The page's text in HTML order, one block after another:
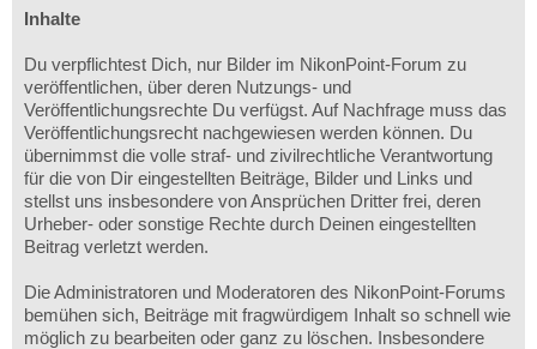
Inhalte
Du verpflichtest Dich, nur Bilder im NikonPoint-Forum zu
veröffentlichen, über deren Nutzungs- und
Veröffentlichungsrechte Du verfügst. Auf Nachfrage muss das
Veröffentlichungsrecht nachgewiesen werden können. Du
übernimmst die volle straf- und zivilrechtliche Verantwortung
für die von Dir eingestellten Beiträge, Bilder und Links und
stellst uns insbesondere von Ansprüchen Dritter frei, deren
Urheber- oder sonstige Rechte durch Deinen eingestellten
Beitrag verletzt werden.
Die Administratoren und Moderatoren des NikonPoint-Forums
bemühen sich, Beiträge mit fragwürdigem Inhalt so schnell wie
möglich zu bearbeiten oder ganz zu löschen. Insbesondere